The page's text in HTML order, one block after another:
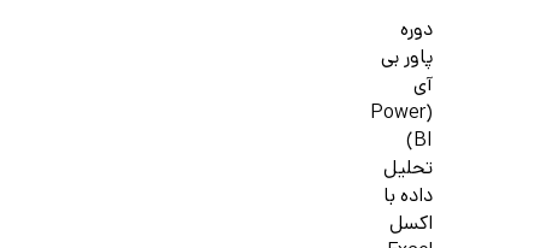
دوره
پاور بی
آی
(Power
BI)
تحلیل
داده با
اکسل